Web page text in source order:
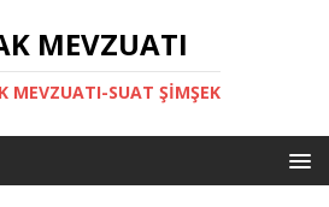
MEVZUATI
MEVZUATI-SUAT ŞİMŞEK